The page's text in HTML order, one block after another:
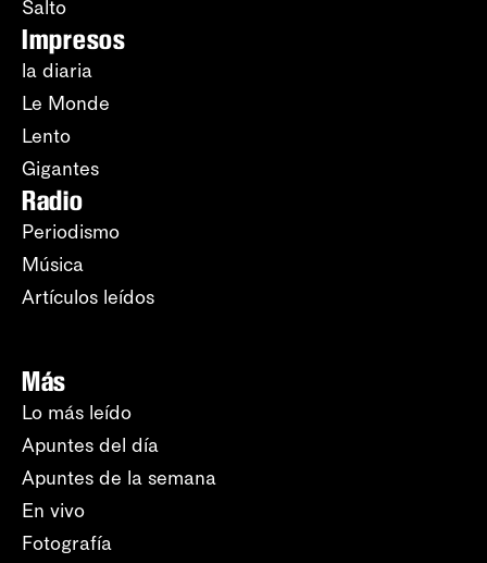
Salto
Impresos
la diaria
Le Monde
Lento
Gigantes
Radio
Periodismo
Música
Artículos leídos
Más
Lo más leído
Apuntes del día
Apuntes de la semana
En vivo
Fotografía